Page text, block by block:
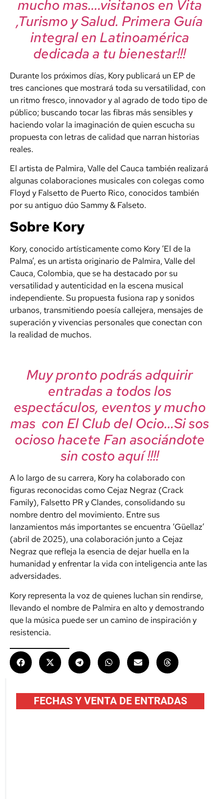
mucho mas….visitanos en Vita
,Turismo y Salud. Primera Guía
integral en Latinoamérica
dedicada a tu bienestar!!!
Durante los próximos días, Kory publicará un EP de
tres canciones que mostrará toda su versatilidad, con
un ritmo fresco, innovador y al agrado de todo tipo de
público; buscando tocar las fibras más sensibles y
haciendo volar la imaginación de quien escucha su
propuesta con letras de calidad que narran historias
reales.
El artista de Palmira, Valle del Cauca también realizará
algunas colaboraciones musicales con colegas como
Floyd y Falsetto de Puerto Rico, conocidos también
por su antiguo dúo Sammy & Falseto.
Sobre Kory
Kory, conocido artísticamente como Kory ‘El de la
Palma’, es un artista originario de Palmira, Valle del
Cauca, Colombia, que se ha destacado por su
versatilidad y autenticidad en la escena musical
independiente. Su propuesta fusiona rap y sonidos
urbanos, transmitiendo poesía callejera, mensajes de
superación y vivencias personales que conectan con
la realidad de muchos.
Muy pronto podrás adquirir
entradas a todos los
espectáculos, eventos y mucho
mas con El Club del Ocio…Si sos
ocioso hacete Fan asociándote
sin costo aquí !!!!
A lo largo de su carrera, Kory ha colaborado con
figuras reconocidas como Cejaz Negraz (Crack
Family), Falsetto PR y Clandes, consolidando su
nombre dentro del movimiento. Entre sus
lanzamientos más importantes se encuentra ‘Güellaz’
(abril de 2025), una colaboración junto a Cejaz
Negraz que refleja la esencia de dejar huella en la
humanidad y enfrentar la vida con inteligencia ante las
adversidades.
Kory representa la voz de quienes luchan sin rendirse,
llevando el nombre de Palmira en alto y demostrando
que la música puede ser un camino de inspiración y
resistencia.
FECHAS Y VENTA DE ENTRADAS